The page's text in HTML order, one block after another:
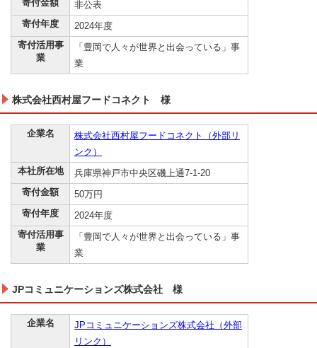
寄付金額
非公表
寄付年度
2024年度
寄付活用事
業
「豊岡で人々が世界と出会っている」事
業
株式会社西村屋フードコネクト 様
企業名
株式会社西村屋フードコネクト（外部リ
ンク）
本社所在地
兵庫県神戸市中央区磯上通7-1-20
寄付金額
50万円
寄付年度
2024年度
寄付活用事
業
「豊岡で人々が世界と出会っている」事
業
JPコミュニケーションズ株式会社 様
企業名
JPコミュニケーションズ株式会社（外部
リンク）